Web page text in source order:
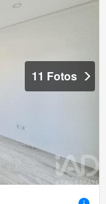
11 Fotos